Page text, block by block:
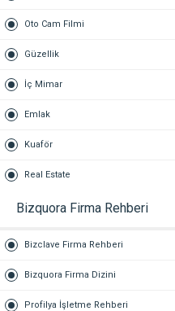
Oto Cam Filmi
Güzellik
İç Mimar
Emlak
Kuaför
Real Estate
Bizquora Firma Rehberi
Bizclave Firma Rehberi
Bizquora Firma Dizini
Profilya İşletme Rehberi